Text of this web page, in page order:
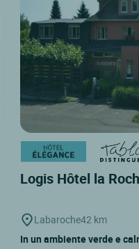
Logis Hôtel la
Labaroche42 km
In un ambiente verde e